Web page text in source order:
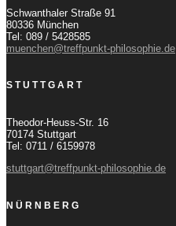
Schwanthaler Straße 91
80336 München
Tel: 089 / 5428585
muenchen@treffpunkt-philosophie.de
STUTTGART
Theodor-Heuss-Str. 16
70174 Stuttgart
Tel: 0711 / 6159978
stuttgart@treffpunkt-philosophie.de
NÜRNBERG